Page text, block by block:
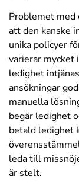
Problemet med
att den kanske
unika policyer
varierar mycket
ledighet
ansökningar
manuella
begär ledighet
betald ledighet
leda till
är stelt.